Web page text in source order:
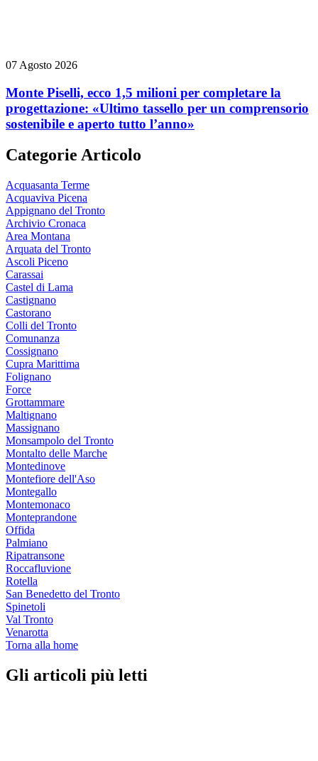
07 Agosto 2026
Monte Piselli, ecco 1,5 milioni per completare la
progettazione: «Ultimo tassello per un comprensorio
sostenibile e aperto tutto l’anno»
Categorie Articolo
Acquasanta Terme
Acquaviva Picena
Appignano del Tronto
Archivio Cronaca
Area Montana
Arquata del Tronto
Ascoli Piceno
Carassai
Castel di Lama
Castignano
Castorano
Colli del Tronto
Comunanza
Cossignano
Cupra Marittima
Folignano
Force
Grottammare
Maltignano
Massignano
Monsampolo del Tronto
Montalto delle Marche
Montedinove
Montefiore dell'Aso
Montegallo
Montemonaco
Monteprandone
Offida
Palmiano
Ripatransone
Roccafluvione
Rotella
San Benedetto del Tronto
Spinetoli
Val Tronto
Venarotta
Torna alla home
Gli articoli più letti